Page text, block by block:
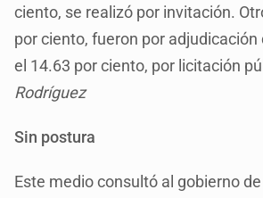
ciento, se realizó por invitación.
por ciento, fueron por adjudicación
el 14.63 por ciento, por licitación
Rodríguez
Sin postura
Este medio consultó al gobierno